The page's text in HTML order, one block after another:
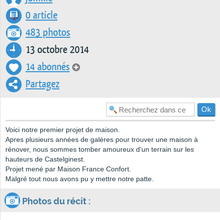
0 article
483 photos
13 octobre 2014
14 abonnés
Partagez
Voici notre premier projet de maison.
Apres plusieurs années de galères pour trouver une maison à
rénover, nous sommes tomber amoureux d'un terrain sur les
hauteurs de Castelginest.
Projet mené par Maison France Confort.
Malgré tout nous avons pu y mettre notre patte.
Photos du récit :